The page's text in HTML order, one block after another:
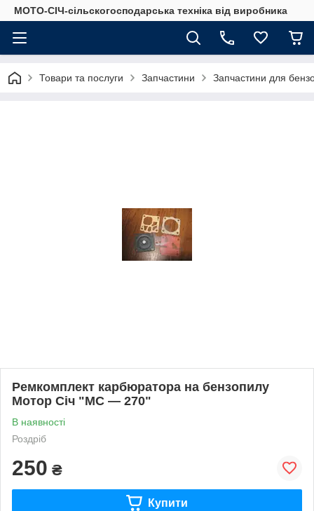
МОТО-СІЧ-сільскогосподарська техніка від виробника
Товари та послуги Запчастини Запчастини для
Ремкомплект карбюратора на бензопилу
Мотор Січ "МС — 270"
В наявності
Роздріб
250 ₴
Купити